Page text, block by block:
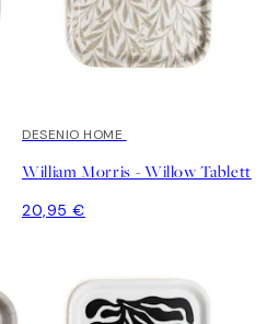
DESENIO HOME
William Morris - Willow Tablett
20,95 €